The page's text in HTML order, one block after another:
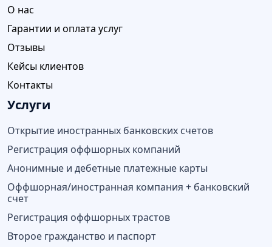
О нас
Гарантии и оплата услуг
Отзывы
Кейсы клиентов
Контакты
Услуги
Открытие иностранных банковских счетов
Регистрация оффшорных компаний
Анонимные и дебетные платежные карты
Оффшорная/иностранная компания + банковский
счет
Регистрация оффшорных трастов
Второе гражданство и паспорт